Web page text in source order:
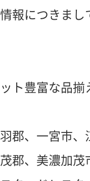
報につきま
ト豊富な品揃
郡、一宮市
郡、美濃加茂